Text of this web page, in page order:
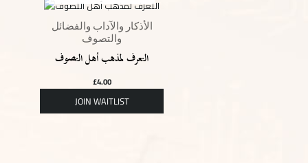
الأذكار والآداب والفضائل
والتصوف
التعرف لمذهب أهل التصوف
£4.00